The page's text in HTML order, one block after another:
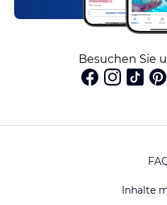
Besuchen Sie
Inhalte